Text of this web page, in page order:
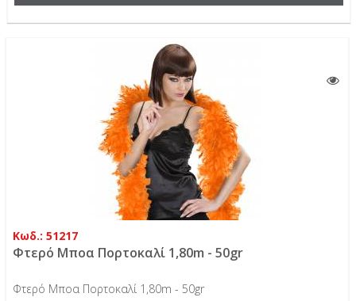
Κωδ.: 51217
Φτερό Μποα Πορτοκαλί 1,80m - 50gr
Φτερό Μποα Πορτοκαλί 1,80m - 50gr